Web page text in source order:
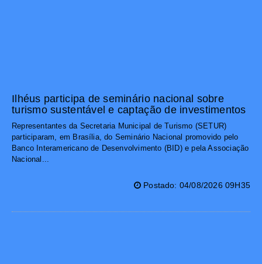
Ilhéus participa de seminário nacional sobre
turismo sustentável e captação de investimentos
Representantes da Secretaria Municipal de Turismo (SETUR)
participaram, em Brasília, do Seminário Nacional promovido pelo
Banco Interamericano de Desenvolvimento (BID) e pela Associação
Nacional...
Postado: 04/08/2026 09H35